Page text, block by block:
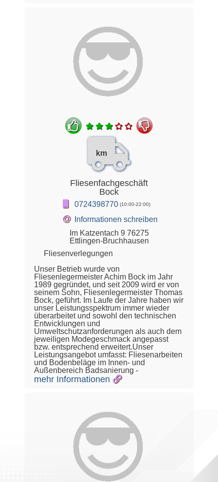
km
Fliesenfachgeschäft
Bock
0724398770 (10:00-22:00)
@
Informationen schreiben
Im Katzentach 9 76275
Ettlingen-Bruchhausen
Fliesenverlegungen
Unser Betrieb wurde von
Fliesenlegermeister Achim Bock im Jahr
1989 gegründet, und seit 2009 wird er von
seinem Sohn, Fliesenlegermeister Thomas
Bock, geführt. Im Laufe der Jahre haben wir
unser Leistungsspektrum immer wieder
überarbeitet und sowohl den technischen
Entwicklungen und
Umweltschutzanforderungen als auch dem
jeweiligen Modegeschmack angepasst
bzw. entsprechend erweitert.Unser
Leistungsangebot umfasst: Fliesenarbeiten
und Bodenbeläge im Innen- und
Außenbereich Badsanierung -
mehr Informationen